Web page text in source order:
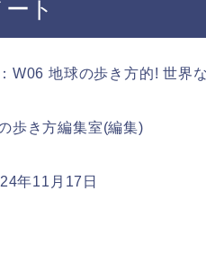
ト
W06 地球の歩き方的! 世界
歩き方編集室(編集)
年11月17日